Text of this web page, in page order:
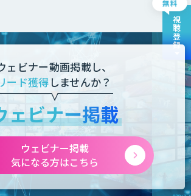
視聴登録
ェビナー動画掲載し、
ード獲得 しませんか？
ェビナー掲載
ウェビナー掲載
気になる方はこちら